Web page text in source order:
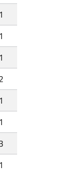
1
1
1
1
1
1